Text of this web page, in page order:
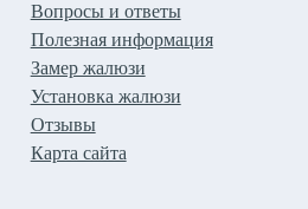
Вопросы и ответы
Полезная информация
Замер жалюзи
Установка жалюзи
Отзывы
Карта сайта